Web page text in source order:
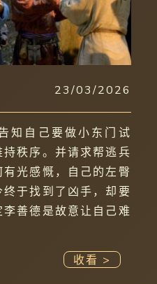
23/03/2026
知自己要做小东门试
秩序。并请求帮逃兵
光感慨，自己的左臀
于找到了凶手，却要
善德是故意让自己难
收看 >